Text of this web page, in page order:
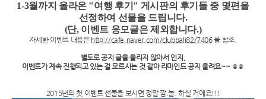
1-3월까지 올라온 "여행 후기" 게시판의 후기들 중 몇편을
선정하여 선물을 드립니다.
(단, 이벤트 응모글은 제외합니다.)
자세한 이벤트 내용은 http://cafe.naver.com/clubbali82/7406를 참조.
별도로 공지 글을 올리지 않아서 인지,
이벤트가 계속 진행되고 있는 걸 모르시는 것 같아 리마인드 공지 올려요~~ ㅎㅎ
2015년의 첫 이벤트 선물을 보시면 정말 깜.놀. 하실 거에요!!!